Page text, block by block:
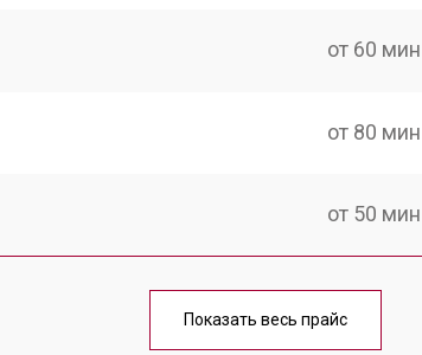
от 60 мин
от 80 мин
от 50 мин
от 100 мин
Показать весь прайс